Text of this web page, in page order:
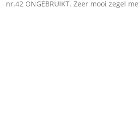
nr.42 ONGEBRUIKT. Zeer mooi zegel